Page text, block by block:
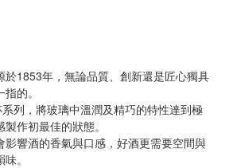
於1853年，無論品質、創新還是匠心獨具
的。
列，將玻璃中溫潤及精巧的特性達到極
作初最佳的狀態。
影響酒的香氣與口感，好酒更需要空間與
。